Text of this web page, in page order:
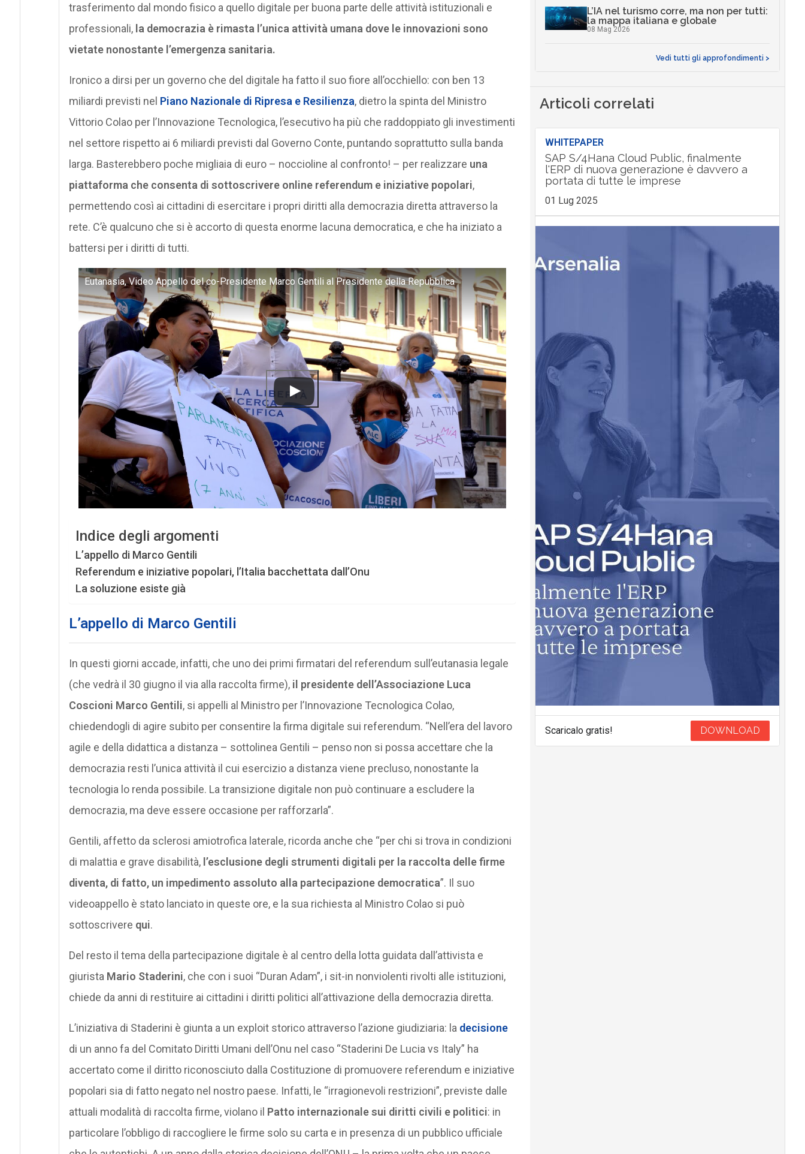
trasferimento dal mondo fisico a quello digitale per buona parte delle attività istituzionali e
professionali,la democrazia è rimasta l’unica attività umana dove le innovazioni sono
vietate nonostante l’emergenza sanitaria.
Ironico a dirsi per un governo che del digitale ha fatto il suo fiore all’occhiello: con ben 13
miliardi previsti nel Piano Nazionale di Ripresa e Resilienza, dietro la spinta del Ministro
Vittorio Colao per l’Innovazione Tecnologica, l’esecutivo ha più che raddoppiato gli investimenti
nel settore rispetto ai 6 miliardi previsti dal Governo Conte, puntando soprattutto sulla banda
larga. Basterebbero poche migliaia di euro – noccioline al confronto! – per realizzare una
piattaforma che consenta di sottoscrivere online referendum e iniziative popolari,
permettendo così ai cittadini di esercitare i propri diritti alla democrazia diretta attraverso la
rete. C’è qualcuno che si è accorto di questa enorme lacuna democratica, e che ha iniziato a
battersi per i diritti di tutti.
Eutanasia, Video Appello del co-Presidente Marco Gentili al Presidente della Repubblica
Indice degli argomenti
L’appello di Marco Gentili
Referendum e iniziative popolari, l’Italia bacchettata dall’Onu
La soluzione esiste già
L’appello di Marco Gentili
In questi giorni accade, infatti, che uno dei primi firmatari del referendum sull’eutanasia legale
(che vedrà il 30 giugno il via alla raccolta firme), il presidente dell’Associazione Luca
Coscioni Marco Gentili, si appelli al Ministro per l’Innovazione Tecnologica Colao,
chiedendogli di agire subito per consentire la firma digitale sui referendum. “Nell’era del lavoro
agile e della didattica a distanza – sottolinea Gentili – penso non si possa accettare che la
democrazia resti l’unica attività il cui esercizio a distanza viene precluso, nonostante la
tecnologia lo renda possibile. La transizione digitale non può continuare a escludere la
democrazia, ma deve essere occasione per rafforzarla”.
Gentili, affetto da sclerosi amiotrofica laterale, ricorda anche che “per chi si trova in condizioni
di malattia e grave disabilità, l’esclusione degli strumenti digitali per la raccolta delle firme
diventa, di fatto, un impedimento assoluto alla partecipazione democratica”. Il suo
videoappello è stato lanciato in queste ore, e la sua richiesta al Ministro Colao si può
sottoscrivere qui.
Del resto il tema della partecipazione digitale è al centro della lotta guidata dall’attivista e
giurista Mario Staderini, che con i suoi “Duran Adam”, i sit-in nonviolenti rivolti alle istituzioni,
chiede da anni di restituire ai cittadini i diritti politici all’attivazione della democrazia diretta.
L’iniziativa di Staderini è giunta a un exploit storico attraverso l’azione giudiziaria: la decisione
di un anno fa del Comitato Diritti Umani dell’Onu nel caso “Staderini De Lucia vs Italy” ha
accertato come il diritto riconosciuto dalla Costituzione di promuovere referendum e iniziative
popolari sia di fatto negato nel nostro paese. Infatti, le “irragionevoli restrizioni”, previste dalle
attuali modalità di raccolta firme, violano il Patto internazionale sui diritti civili e politici: in
particolare l’obbligo di raccogliere le firme solo su carta e in presenza di un pubblico ufficiale
L’IA nel turismo corre, ma non per tutti:
la mappa italiana e globale
08 Mag 2026
Vedi tutti gli approfondimenti >
Articoli correlati
WHITEPAPER
SAP S/4Hana Cloud Public, finalmente
l'ERP di nuova generazione è davvero a
portata di tutte le imprese
01 Lug 2025
Scaricalo gratis! DOWNLOAD